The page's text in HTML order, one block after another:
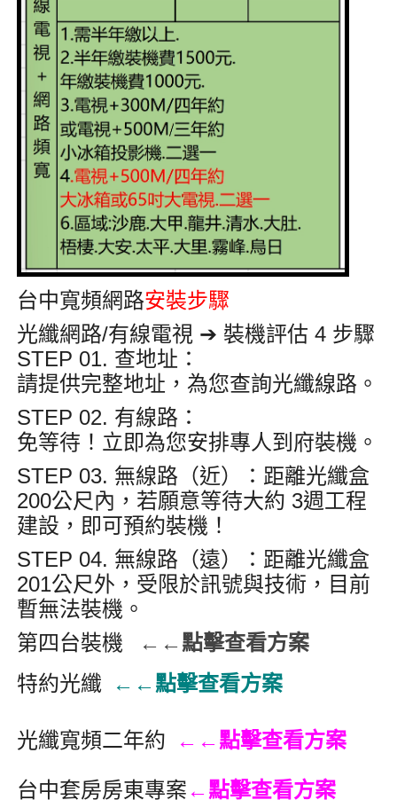
台中寬頻網路安裝步驟
光纖網路/有線電視 ➔ 裝機評估 4 步驟
STEP 01. 查地址 ：
請提供完整地址，為您查詢光纖線路 。
STEP 02. 有線路 ：
免等待！立即為您安排專人到府裝機 。
STEP 03. 無線路（近）
：距離光纖盒
200公尺內 ，若願意等待大約 3週工程
建設，即可預約裝機 ！
STEP 04. 無線路（遠）
：距離光纖盒
201公尺外 ，受限於訊號與技術，目前
暫無法裝機 。
第四台裝機 ←←點擊查看方案
特約光纖←←點擊查看方案
光纖寬頻二年約 ←←點擊查看方案
台中套房房東專案 ←點擊查看方案